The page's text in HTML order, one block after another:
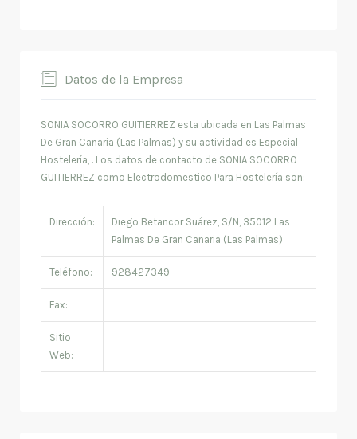
Datos de la Empresa
SONIA SOCORRO GUITIERREZ esta ubicada en Las Palmas
De Gran Canaria (Las Palmas) y su actividad es Especial
Hostelería, . Los datos de contacto de SONIA SOCORRO
GUITIERREZ como Electrodomestico Para Hostelería son:
Dirección:
Diego Betancor Suárez, S/N, 35012 Las
Palmas De Gran Canaria (Las Palmas)
Teléfono: 928427349
Fax:
Sitio
Web: